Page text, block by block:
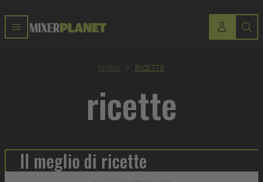
HOME > RICETTE
ricette
Il meglio di ricette